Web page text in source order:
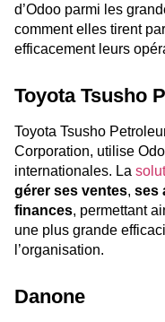
d’Odoo parmi les
comment elles tirent
efficacement leurs
Toyota Tsusho
Toyota Tsusho
Corporation, utilise
internationales. La
gérer ses ventes, ses
finances, permettant
une plus grande
l’organisation.
Danone